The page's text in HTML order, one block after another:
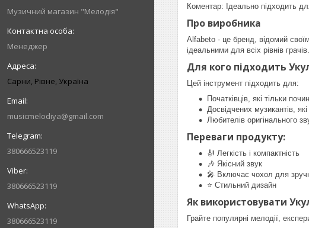
Музичний магазин "Мелодія"
Менеджер
Сарни, Рівне, Україна
musicmelodiya@gmail.com
380666523119
380666523119
380666523119
Коментар: Ідеально підходить
Про виробника
Alfabeto - це бренд, відомий
ідеальними для всіх рівнів грачів.
Для кого підходить
Цей інструмент підходить для:
Початківців, які тільки
Досвідчених музикантів,
Любителів оригінального
Переваги продукту:
🎻 Легкість і компактність
🎶 Якісний звук
🎤 Включає чохол для
⭐ Стильний дизайн
Як використовувати
Грайте популярні мелодії,